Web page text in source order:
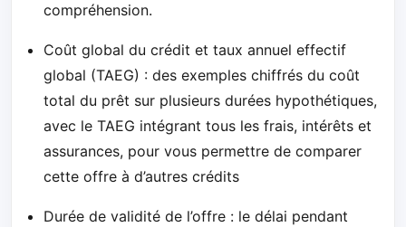
compréhension.
Coût global du crédit et taux annuel effectif
global (TAEG) : des exemples chiffrés du coût
total du prêt sur plusieurs durées hypothétiques,
avec le TAEG intégrant tous les frais, intérêts et
assurances, pour vous permettre de comparer
cette offre à d’autres crédits
Durée de validité de l’offre : le délai pendant